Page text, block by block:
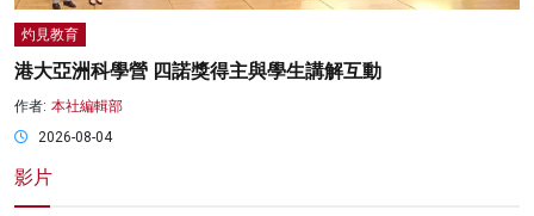
灼見教育
港大亞洲科學營 四諾獎得主與學生講解互動
作者: 本社編輯部
2026-08-04
影片